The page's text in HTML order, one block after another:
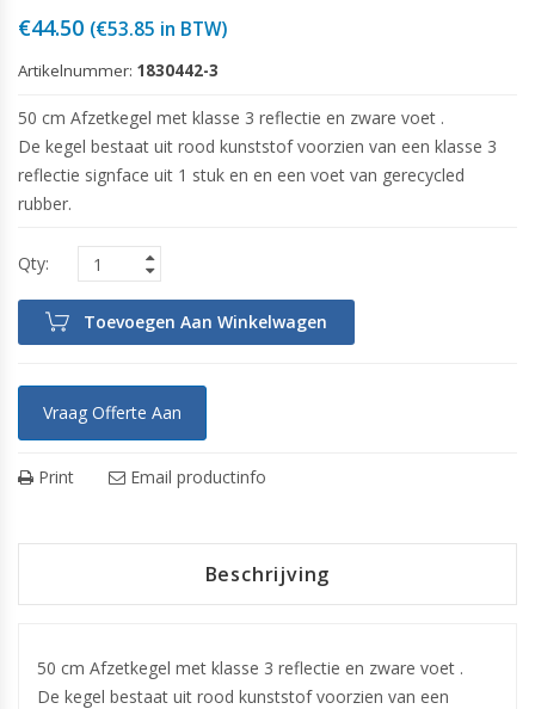
€44.50 (€53.85 in BTW)
Artikelnummer: 1830442-3
50 cm Afzetkegel met klasse 3 reflectie en zware voet .
De kegel bestaat uit rood kunststof voorzien van een klasse 3
reflectie signface uit 1 stuk en en een voet van gerecycled
rubber.
Toevoegen Aan Winkelwagen
Vraag Offerte Aan
Print Email productinfo
Beschrijving
50 cm Afzetkegel met klasse 3 reflectie en zware voet .
De kegel bestaat uit rood kunststof voorzien van een